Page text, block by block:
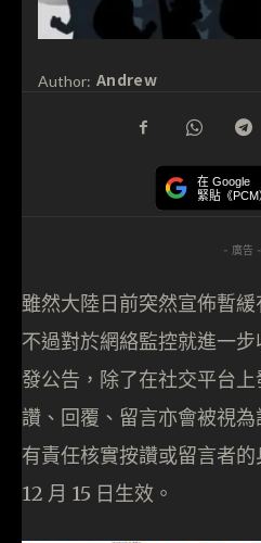
Author: Andrew
在 Google
緊貼《
- 廣告 -
雖然大陸日前突然宣佈暫緩
不過對於網絡監控就進一
發公告，除了在社交平台
讚、回覆、留言亦會被視
有責任核實按讚或留言者
12 月 15 日生效。